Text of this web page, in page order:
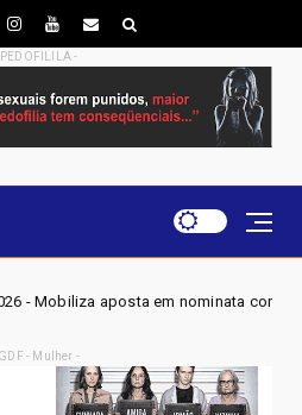
-
nominata completa e mira eleger três
- Mulher -